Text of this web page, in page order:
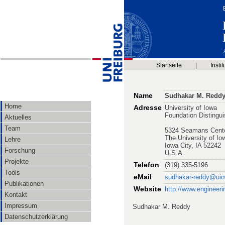
Home
Aktuelles
Team
Lehre
Forschung
Projekte
Tools
Publikationen
Kontakt
Impressum
Datenschutzerklärung
Startseite
Name Sudhakar M.
Adresse University of Iowa
Foundation
5324 Seamans
The University of
Iowa City, IA 52242
U.S.A.
Telefon (319) 335-5196
eMail sudhakar-
Website http://
Sudhakar M. Reddy